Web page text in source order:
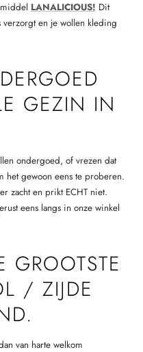
LANALICIOUS! Dit
verzorgt en je wollen kleding
GEZIN IN
ondergoed, of vrezen dat
gewoon eens te proberen.
zacht en prikt ECHT niet.
eens langs in onze winkel
GROOTSTE
/ ZIJDE
van harte welkom